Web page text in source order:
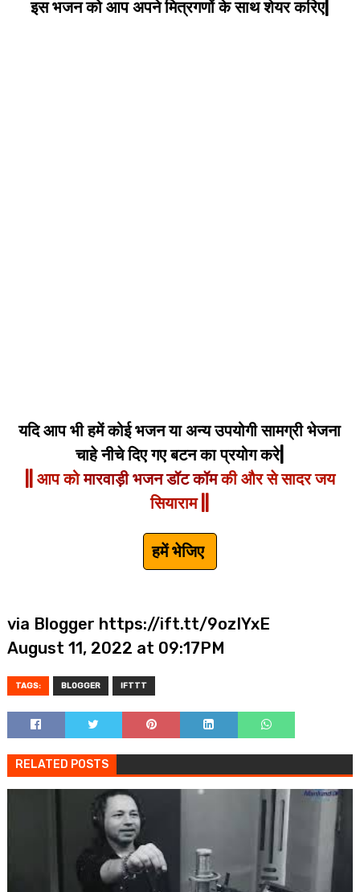
इस भजन को आप अपने मित्रगणों के साथ शेयर करिए|
यदि आप भी हमें कोई भजन या अन्य उपयोगी सामग्री भेजना
चाहे नीचे दिए गए बटन का प्रयोग करे|
|| आप को मारवाड़ी भजन डॉट कॉम की और से सादर जय
सियाराम ||
हमें भेजिए
via Blogger https://ift.tt/9ozIYxE
August 11, 2022 at 09:17PM
TAGS: BLOGGER IFTTT
RELATED POSTS